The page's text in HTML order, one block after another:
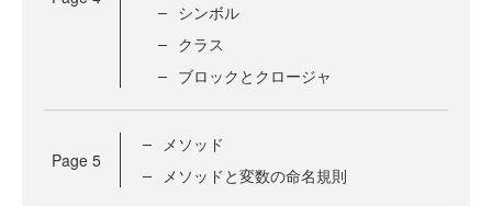
シンボル
クラス
ブロックとクロージャ
Page 5
メソッド
メソッドと変数の命名規則